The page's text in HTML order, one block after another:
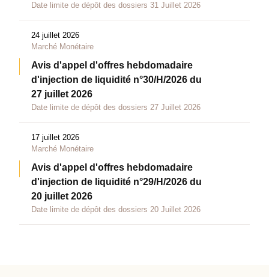
Date limite de dépôt des dossiers 31 Juillet 2026
24 juillet 2026
Marché Monétaire
Avis d'appel d'offres hebdomadaire
d'injection de liquidité n°30/H/2026 du
27 juillet 2026
Date limite de dépôt des dossiers 27 Juillet 2026
17 juillet 2026
Marché Monétaire
Avis d'appel d'offres hebdomadaire
d'injection de liquidité n°29/H/2026 du
20 juillet 2026
Date limite de dépôt des dossiers 20 Juillet 2026